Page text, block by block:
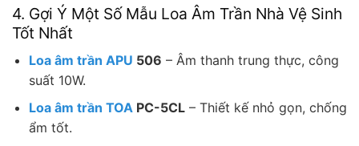
4. Gợi Ý Một Số Mẫu Loa Âm Trần Nhà Vệ Sinh
Tốt Nhất
Loa âm trần APU 506 – Âm thanh trung thực, công
suất 10W.
Loa âm trần TOAPC-5CL– Thiết kế nhỏ gọn, chống
ẩm tốt.